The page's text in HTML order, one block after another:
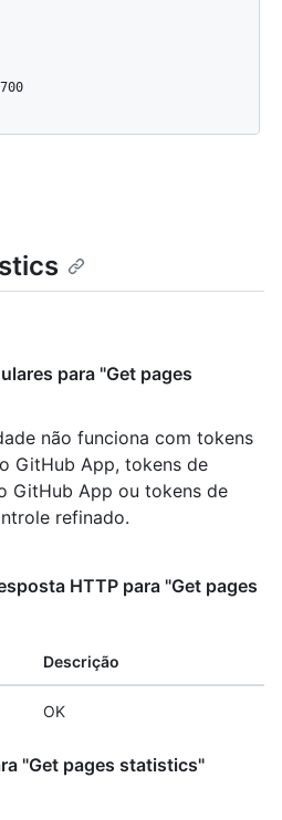
para "Get pages
não funciona com tokens
GitHub App, tokens de
GitHub App ou tokens de
refinado.
HTTP para "Get pages
Descrição
OK
"Get pages statistics"